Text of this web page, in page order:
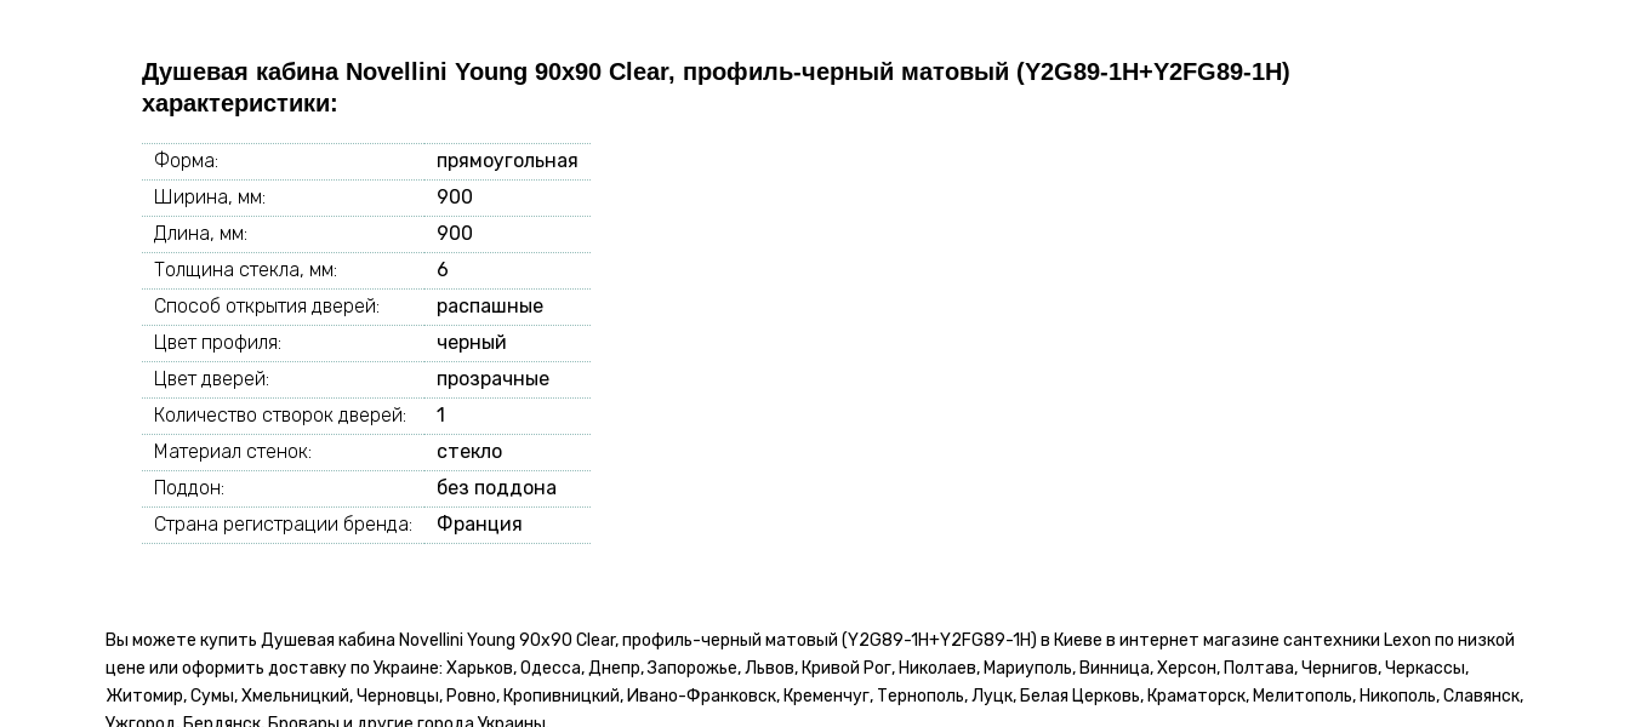
Душевая кабина Novellini Young 90х90 Clear, профиль-черный матовый (Y2G89-1H+Y2FG89-1H)
характеристики:
Форма:
прямоугольная
Ширина, мм:
900
Длина, мм:
900
Толщина стекла, мм:
6
Способ открытия дверей:
распашные
Цвет профиля:
черный
Цвет дверей:
прозрачные
Количество створок дверей:
1
Материал стенок:
стекло
Поддон:
без поддона
Страна регистрации бренда:
Франция
Вы можете купить Душевая кабина Novellini Young 90х90 Clear, профиль-черный матовый (Y2G89-1H+Y2FG89-1H) в Киеве в интернет магазине сантехники Lexon по низкой
цене или оформить доставку по Украине: Харьков, Одесса, Днепр, Запорожье, Львов, Кривой Рог, Николаев, Мариуполь, Винница, Херсон, Полтава, Чернигов, Черкассы,
Житомир, Сумы, Хмельницкий, Черновцы, Ровно, Кропивницкий, Ивано-Франковск, Кременчуг, Тернополь, Луцк, Белая Церковь, Краматорск, Мелитополь, Никополь, Славянск,